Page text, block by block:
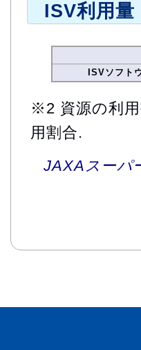
ISV利用量
ISVソフト
※2 資源の利
用割合.
JAXAスーパ